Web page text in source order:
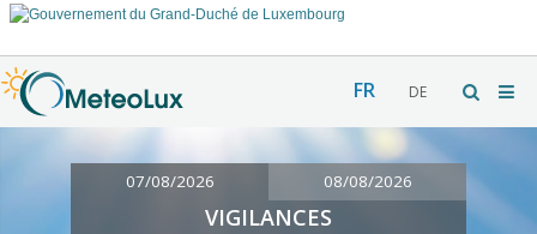
FR DE
07/08/2026 08/08/2026
VIGILANCES